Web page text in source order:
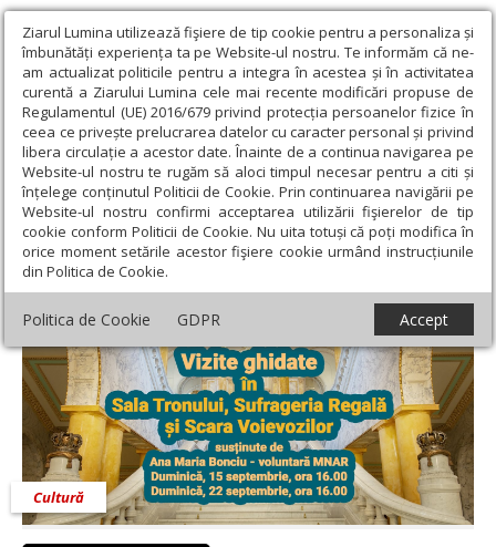
Ziarul Lumina utilizează fişiere de tip cookie pentru a personaliza și
îmbunătăți experiența ta pe Website-ul nostru. Te informăm că ne-
am actualizat politicile pentru a integra în acestea și în activitatea
curentă a Ziarului Lumina cele mai recente modificări propuse de
Regulamentul (UE) 2016/679 privind protecția persoanelor fizice în
ceea ce privește prelucrarea datelor cu caracter personal și privind
libera circulație a acestor date. Înainte de a continua navigarea pe
Website-ul nostru te rugăm să aloci timpul necesar pentru a citi și
înțelege conținutul Politicii de Cookie. Prin continuarea navigării pe
Website-ul nostru confirmi acceptarea utilizării fişierelor de tip
cookie conform Politicii de Cookie. Nu uita totuși că poți modifica în
orice moment setările acestor fişiere cookie urmând instrucțiunile
din Politica de Cookie.
Politica de Cookie GDPR Accept
Ziarul Lumina › Educaţie și Cultură › Cultură › În vizită la Palatul
Regal
În vizită la Palatul Regal
Cultură